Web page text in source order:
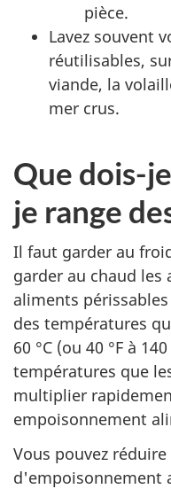
pièce.
Lavez souvent
réutilisables,
viande, la
mer crus.
Que dois-
je range
Il faut garder au
garder au chaud les
aliments
des températures
60 °C (ou 40 °F à
températures que
multiplier
empoisonnement
Vous pouvez
d'empoisonnement